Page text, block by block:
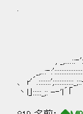
. l:./
/´〉 ﾚ' l∧
| ! _, - ､
! l/ ヽ
l,..:'‐ﾍ ﾍ
,
、
丶l｣:::::_;: -‐'l´